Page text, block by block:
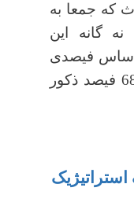
محصل اناث که جمعا به
نه گانه این
اساس فیصدی
در حدود 31.22 فیصد اناث و 68.78 فیصد ذکور